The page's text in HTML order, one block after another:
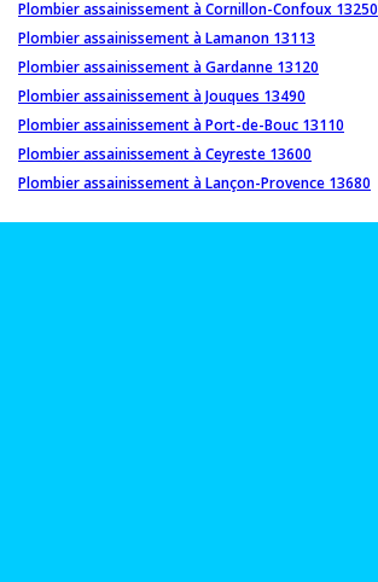
Plombier assainissement à Cornillon-Confoux 13250
Plombier assainissement à Lamanon 13113
Plombier assainissement à Gardanne 13120
Plombier assainissement à Jouques 13490
Plombier assainissement à Port-de-Bouc 13110
Plombier assainissement à Ceyreste 13600
Plombier assainissement à Lançon-Provence 13680